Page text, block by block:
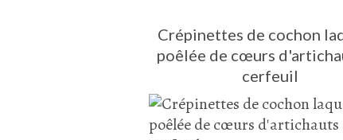
Crépinettes de cochon
poêlée de cœurs
cerfeuil